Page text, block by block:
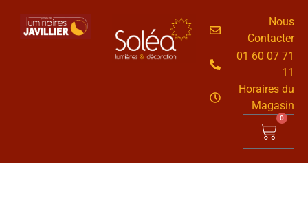
Nous
Contacter
01 60 07 71
11
Horaires du
Magasin
0